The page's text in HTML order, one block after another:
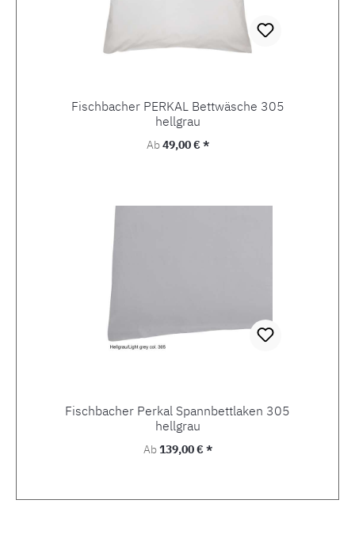
Fischbacher PERKAL Bettwäsche 305
hellgrau
Regulärer Preis:
Ab49,00 € *
Fischbacher Perkal Spannbettlaken 305
hellgrau
Regulärer Preis:
Ab139,00 € *